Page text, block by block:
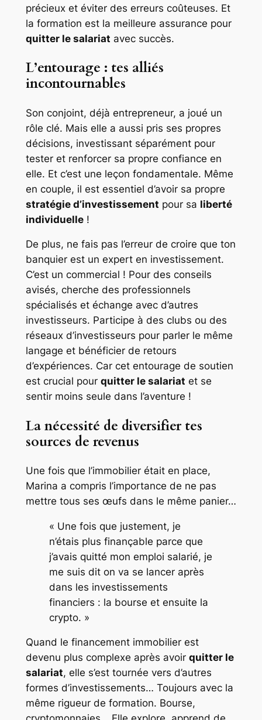
précieux et éviter des erreurs coûteuses. Et
la formation est la meilleure assurance pour
quitter le salariat avec succès.
L’entourage : tes alliés
incontournables
Son conjoint, déjà entrepreneur, a joué un
rôle clé. Mais elle a aussi pris ses propres
décisions, investissant séparément pour
tester et renforcer sa propre confiance en
elle. Et c’est une leçon fondamentale. Même
en couple, il est essentiel d’avoir sa propre
stratégie d’investissement pour sa liberté
individuelle!
De plus, ne fais pas l’erreur de croire que ton
banquier est un expert en investissement.
C’est un commercial ! Pour des conseils
avisés, cherche des professionnels
spécialisés et échange avec d’autres
investisseurs. Participe à des clubs ou des
réseaux d’investisseurs pour parler le même
langage et bénéficier de retours
d’expériences. Car cet entourage de soutien
est crucial pour quitter le salariat et se
sentir moins seule dans l’aventure !
La nécessité de diversifier tes
sources de revenus
Une fois que l’immobilier était en place,
Marina a compris l’importance de ne pas
mettre tous ses œufs dans le même panier…
« Une fois que justement, je
n’étais plus finançable parce que
j’avais quitté mon emploi salarié, je
me suis dit on va se lancer après
dans les investissements
financiers : la bourse et ensuite la
crypto. »
Quand le financement immobilier est
devenu plus complexe après avoir quitter le
salariat, elle s’est tournée vers d’autres
formes d’investissements… Toujours avec la
même rigueur de formation. Bourse,